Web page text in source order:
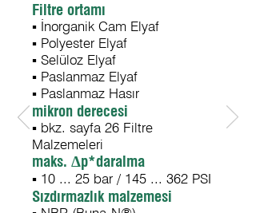
Filtre ortamı
▪ İnorganik Cam Elyaf
▪ Polyester Elyaf
▪ Selüloz Elyaf
▪ Paslanmaz Elyaf
▪ Paslanmaz Hasır
mikron derecesi
▪ bkz. sayfa 26 Filtre
Malzemeleri
maks. Δp*daralma
▪ 10 ... 25 bar / 145 ... 362 PSI
Sızdırmazlık malzemesi